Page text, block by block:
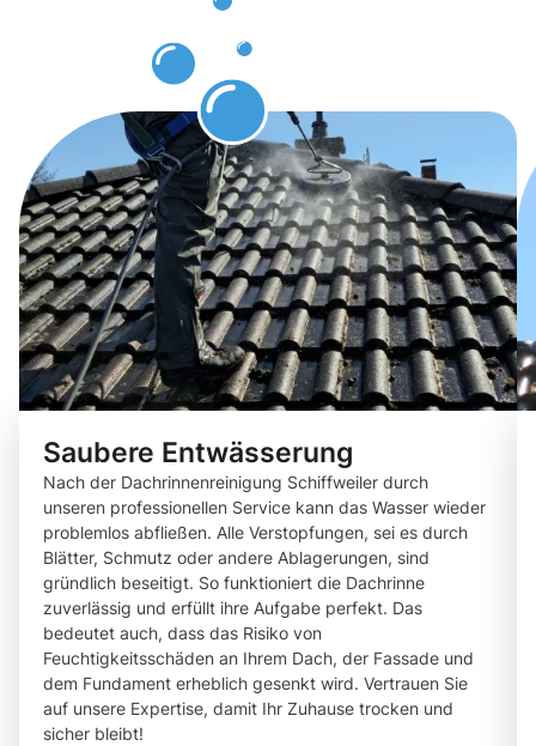
Saubere Entwässerung
Nach der Dachrinnenreinigung Schiffweiler durch
unseren professionellen Service kann das Wasser wieder
problemlos abfließen. Alle Verstopfungen, sei es durch
Blätter, Schmutz oder andere Ablagerungen, sind
gründlich beseitigt. So funktioniert die Dachrinne
zuverlässig und erfüllt ihre Aufgabe perfekt. Das
bedeutet auch, dass das Risiko von
Feuchtigkeitsschäden an Ihrem Dach, der Fassade und
dem Fundament erheblich gesenkt wird. Vertrauen Sie
auf unsere Expertise, damit Ihr Zuhause trocken und
sicher bleibt!